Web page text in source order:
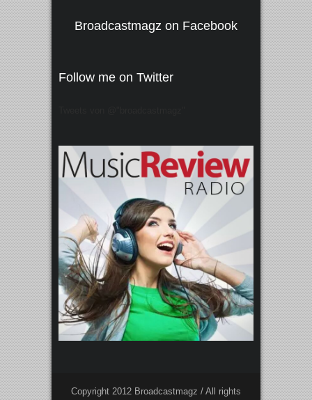
Broadcastmagz on Facebook
Follow me on Twitter
Copyright 2012 Broadcastmagz / All rights